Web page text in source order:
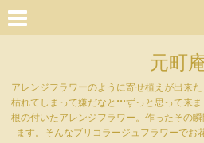
元町
アレンジフラワーのように寄せ植えが出来た
枯れてしまって嫌だなと···ずっと思って来
根の付いたアレンジフラワー。作ったその
ます。そんなブリコラージュフラワーでお